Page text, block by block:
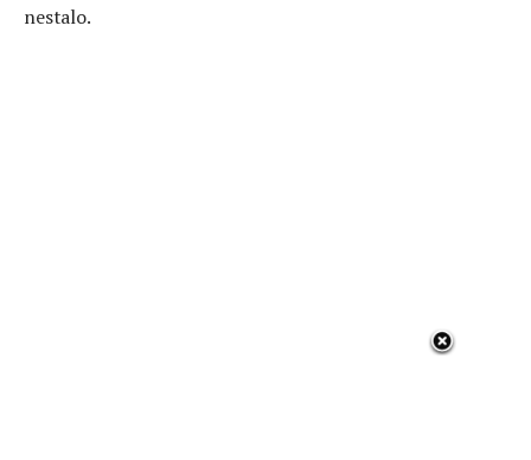
nestalo.